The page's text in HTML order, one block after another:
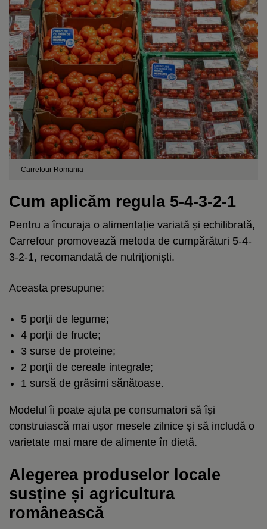
Carrefour Romania
Cum aplicăm regula 5-4-3-2-1
Pentru a încuraja o alimentație variată și echilibrată,
Carrefour promovează metoda de cumpărături 5-4-
3-2-1, recomandată de nutriționiști.
Aceasta presupune:
5 porții de legume;
4 porții de fructe;
3 surse de proteine;
2 porții de cereale integrale;
1 sursă de grăsimi sănătoase.
Modelul îi poate ajuta pe consumatori să își
construiască mai ușor mesele zilnice și să includă o
varietate mai mare de alimente în dietă.
Alegerea produselor locale
susține și agricultura
românească